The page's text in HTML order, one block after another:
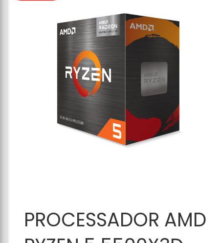
Adicionar ao
Carrinho
PROCESSADOR AMD